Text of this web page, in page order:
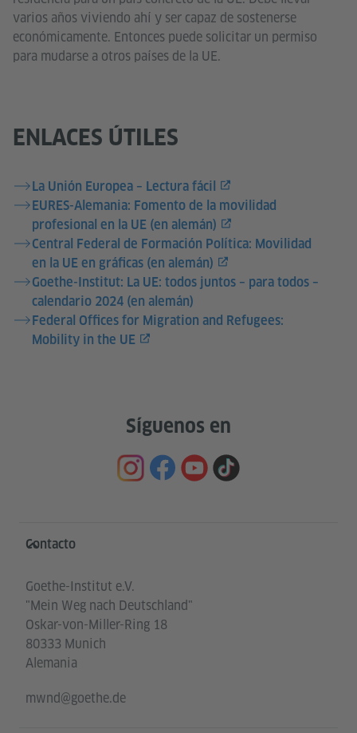
varios años viviendo ahí y ser capaz de sostenerse
económicamente. Entonces puede solicitar un permiso
para mudarse a otros países de la UE.
ENLACES ÚTILES
La Unión Europea – Lectura fácil
EURES-Alemania: Fomento de la movilidad
profesional en la UE (en alemán)
Central Federal de Formación Política: Movilidad
en la UE en gráficas (en alemán)
Goethe-Institut: La UE: todos juntos – para todos –
calendario 2024 (en alemán)
Federal Offices for Migration and Refugees:
Mobility in the UE
Síguenos en
Service- und Informationsbereich
Contacto
Goethe-Institut e.V.
"Mein Weg nach Deutschland"
Oskar-von-Miller-Ring 18
80333 Munich
Alemania
mwnd@goethe.de